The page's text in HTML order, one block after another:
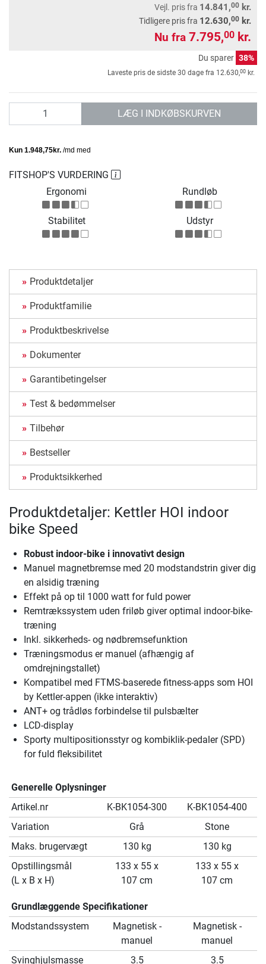
Vejl. prisfra 14.841,00 kr.
Tidligere pris fra 12.630,00 kr.
Nu fra 7.795,00 kr.
Du sparer 38%
Laveste pris de sidste 30 dage fra 12.630,00 kr.
LÆG I INDKØBSKURVEN
FITSHOP'S VURDERING
Ergonomi
Rundløb
Stabilitet Udstyr
Produktdetaljer
Produktfamilie
Produktbeskrivelse
Dokumenter
Garantibetingelser
Test & bedømmelser
Tilbehør
Bestseller
Produktsikkerhed
Produktdetaljer: Kettler HOI indoor
bike Speed
Robust indoor-bike i innovativt design
Manuel magnetbremse med 20 modstandstrin giver dig
en alsidig træning
Effekt på op til 1000 watt for fuld power
Remtrækssystem uden friløb giver optimal indoor-bike-
træning
Inkl. sikkerheds- og nødbremsefunktion
Træningsmodus er manuel (afhængig af
omdrejningstallet)
Kompatibel med FTMS-baserede fitness-apps som HOI
by Kettler-appen (ikke interaktiv)
ANT+ og trådløs forbindelse til pulsbælter
LCD-display
Sporty multipositionsstyr og kombiklik-pedaler (SPD)
for fuld fleksibilitet
Generelle Oplysninger
Artikel.nr
K-BK1054-300
K-BK1054-400
Variation
Grå
Stone
Maks. brugervægt
130 kg
130 kg
Opstillingsmål
(L x B x H)
133 x 55 x
107 cm
133 x 55 x
107 cm
Grundlæggende Specifikationer
Modstandssystem
Magnetisk -
manuel
Magnetisk -
manuel
Svinghjulsmasse
3.5 3.5